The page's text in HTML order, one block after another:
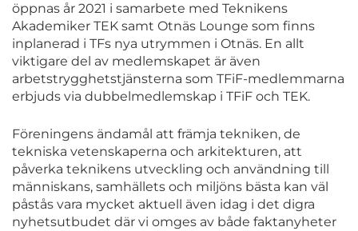
öppnas år 2021 i samarbete med Teknikens
Akademiker TEK samt Otnäs Lounge som finns
inplanerad i TFs nya utrymmen i Otnäs. En allt
viktigare del av medlemskapet är även
arbetstrygghetstjänsterna som TFiF-medlemmarna
erbjuds via dubbelmedlemskap i TFiF och TEK.
Föreningens ändamål att främja tekniken, de
tekniska vetenskaperna och arkitekturen, att
påverka teknikens utveckling och användning till
människans, samhällets och miljöns bästa kan väl
påstås vara mycket aktuell även idag i det digra
nyhetsutbudet där vi omges av både faktanyheter